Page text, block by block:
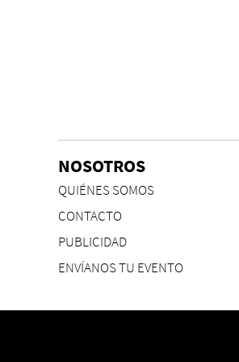
NOSOTROS
QUIÉNES SOMOS
CONTACTO
PUBLICIDAD
ENVÍANOS TU EVENTO